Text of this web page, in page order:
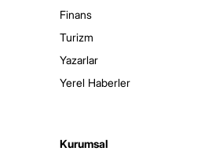
Finans
Turizm
Yazarlar
Yerel Haberler
Kurumsal